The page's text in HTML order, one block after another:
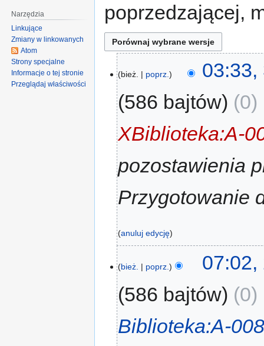
poprzedzającej,
bież. poprz.
03:33,
586 bajtów
0
XBiblioteka:A-
pozostawienia
Przygotowanie
anuluj edycję
bież. poprz.
07:02,
586 bajtów
0
Biblioteka:A-
Narzędzia
Linkujące
Zmiany w linkowanych
Atom
Strony specjalne
Informacje o tej stronie
Przeglądaj właściwości